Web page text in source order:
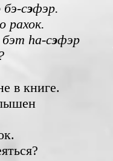
сэфэр.
рахок.
hа-сэфэр
в книге.